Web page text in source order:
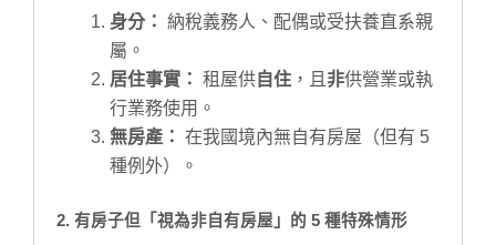
身分： 納稅義務人、配偶或受扶養直系親
屬。
居住事實： 租屋供自住 ，且 非供營業或執
行業務使用。
無房產： 在我國境內無自有房屋（但有 5
種例外）。
2. 有房子但「視為非自有房屋」的 5 種特殊情形